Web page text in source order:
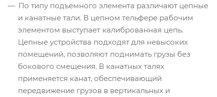
По типу подъемного элемента различают цепные
и канатные тали. В цепном тельфере рабочим
элементом выступает калиброванная цепь.
Цепные устройства подходят для невысоких
помещений, позволяют поднимать грузы без
бокового смещения. В канатных талях
применяется канат, обеспечивающий
передвижение грузов в вертикальных и